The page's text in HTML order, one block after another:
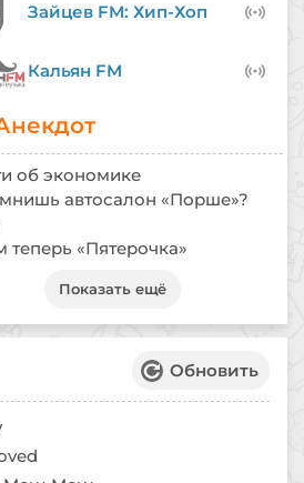
Зайцев FM: Хип-Хоп
Кальян FM
об экономике
автосалон «Порше»?
теперь «Пятерочка»
Показать ещё
Обновить